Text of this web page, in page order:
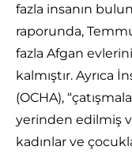
fazla insanın
raporunda,
fazla Afgan
kalmıştır. Ayrıca
(OCHA),
yerinden edilmiş
kadınlar ve